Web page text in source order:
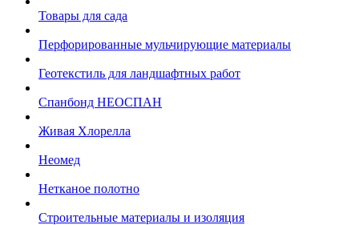
Товары для сада
Перфорированные мульчирующие материалы
Геотекстиль для ландшафтных работ
Спанбонд НЕОСПАН
Живая Хлорелла
Нeомед
Нетканое полотно
Строительные материалы и изоляция